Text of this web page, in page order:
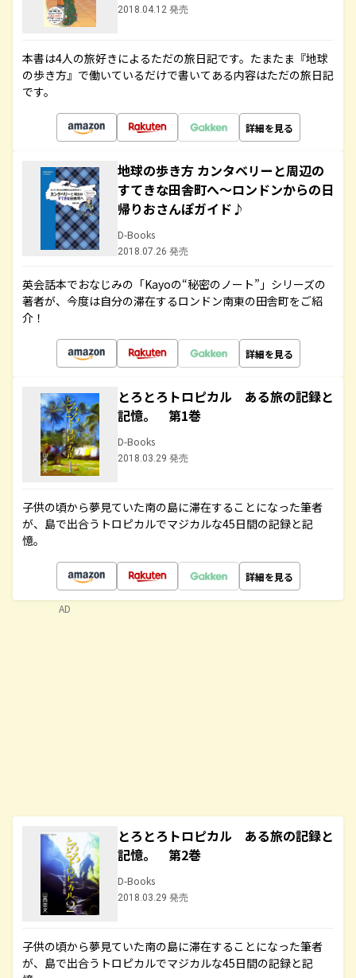
2018.04.12 発売
本書は4人の旅好きによるただの旅日記です。たまたま『地球
の歩き方』で働いているだけで書いてある内容はただの旅日記
です。
詳細を見る
地球の歩き方 カンタベリーと周辺の
すてきな田舎町へ～ロンドンからの日
帰りおさんぽガイド♪
D-Books
2018.07.26 発売
英会話本でおなじみの「Kayoの“秘密のノート”」シリーズの
著者が、今度は自分の滞在するロンドン南東の田舎町をご紹
介！
詳細を見る
とろとろトロピカル ある旅の記録と
記憶。 第1巻
D-Books
2018.03.29 発売
子供の頃から夢見ていた南の島に滞在することになった筆者
が、島で出合うトロピカルでマジカルな45日間の記録と記
憶。
詳細を見る
とろとろトロピカル ある旅の記録と
記憶。 第2巻
D-Books
2018.03.29 発売
子供の頃から夢見ていた南の島に滞在することになった筆者
が、島で出合うトロピカルでマジカルな45日間の記録と記
AD